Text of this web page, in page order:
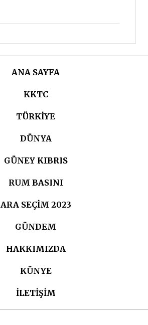
ANA SAYFA
KKTC
TÜRKIYE
DÜNYA
GÜNEY KIBRIS
RUM BASINI
ARA SEÇIM 2023
GÜNDEM
HAKKIMIZDA
KÜNYE
İLETİŞİM